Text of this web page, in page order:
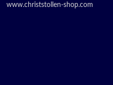
www.christstollen-shop.com